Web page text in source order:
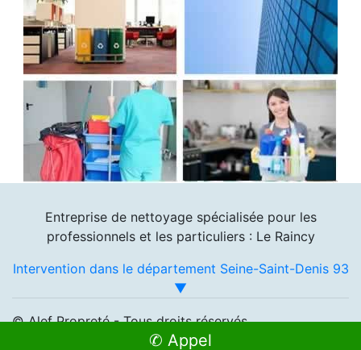
Entreprise de nettoyage spécialisée pour les
professionnels et les particuliers : Le Raincy
Intervention dans le département Seine-Saint-Denis 93
▼
© Alef Propreté - Tous droits réservés
✆ Appel